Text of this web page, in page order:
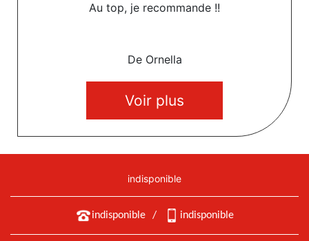
Au top, je recommande !!
De Ornella
Voir plus
indisponible
indisponible / indisponible